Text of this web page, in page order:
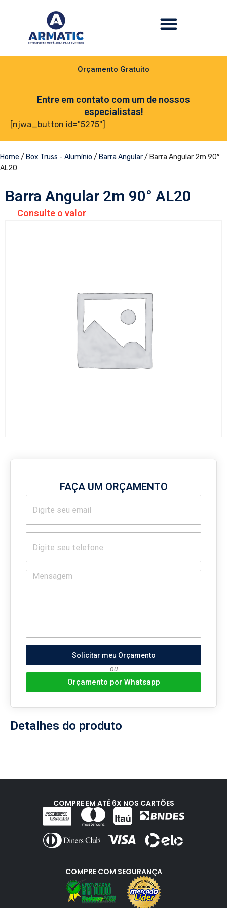
Orçamento Gratuito
Entre em contato com um de nossos
especialistas!
[njwa_button id="5275"]
Home / Box Truss - Alumínio / Barra Angular/ Barra Angular 2m 90°
AL20
Barra Angular 2m 90° AL20
Consulte o valor
FAÇA UM ORÇAMENTO
Solicitar meu Orçamento
ou
Orçamento por Whatsapp
Detalhes do produto
COMPRE EM ATÉ 6X NOS CARTÕES
COMPRE COM SEGURANÇA